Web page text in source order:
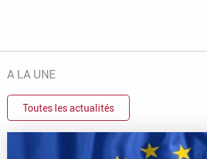
A LA UNE
Toutes les actualités